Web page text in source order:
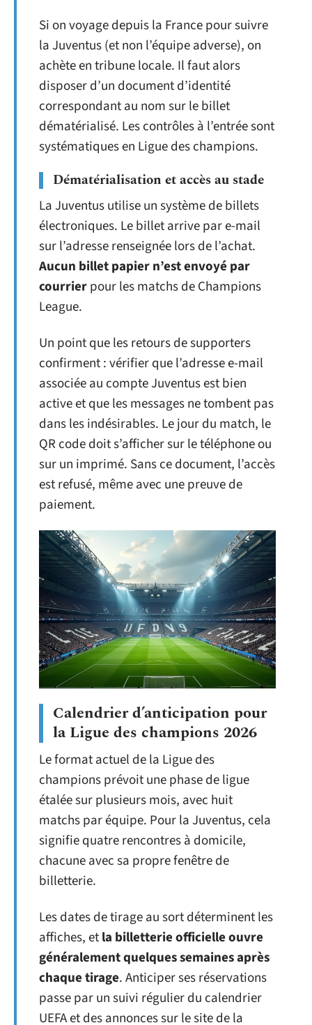
Si on voyage depuis la France pour suivre
la Juventus (et non l’équipe adverse), on
achète en tribune locale. Il faut alors
disposer d’un document d’identité
correspondant au nom sur le billet
dématérialisé. Les contrôles à l’entrée sont
systématiques en Ligue des champions.
Dématérialisation et accès au stade
La Juventus utilise un système de billets
électroniques. Le billet arrive par e-mail
sur l’adresse renseignée lors de l’achat.
Aucun billet papier n’est envoyé par
courrierpour les matchs de Champions
League.
Un point que les retours de supporters
confirment : vérifier que l’adresse e-mail
associée au compte Juventus est bien
active et que les messages ne tombent pas
dans les indésirables. Le jour du match, le
QR code doit s’afficher sur le téléphone ou
sur un imprimé. Sans ce document, l’accès
est refusé, même avec une preuve de
paiement.
Calendrier d’anticipation pour
la Ligue des champions 2026
Le format actuel de la Ligue des
champions prévoit une phase de ligue
étalée sur plusieurs mois, avec huit
matchs par équipe. Pour la Juventus, cela
signifie quatre rencontres à domicile,
chacune avec sa propre fenêtre de
billetterie.
Les dates de tirage au sort déterminent les
affiches, etla billetterie officielle ouvre
généralement quelques semaines après
chaque tirage. Anticiper ses réservations
passe par un suivi régulier du calendrier
UEFA et des annonces sur le site de la